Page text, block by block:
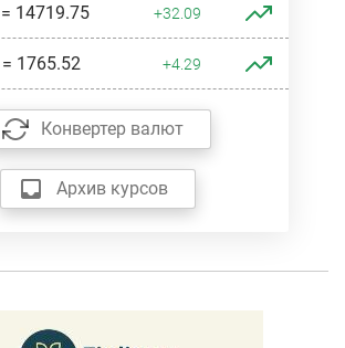
14719.75 +32.09
1765.52 +4.29
Конвертер валют
Архив курсов